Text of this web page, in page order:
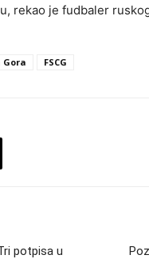
rekao je fudbaler
Gora FSCG
potpisa u